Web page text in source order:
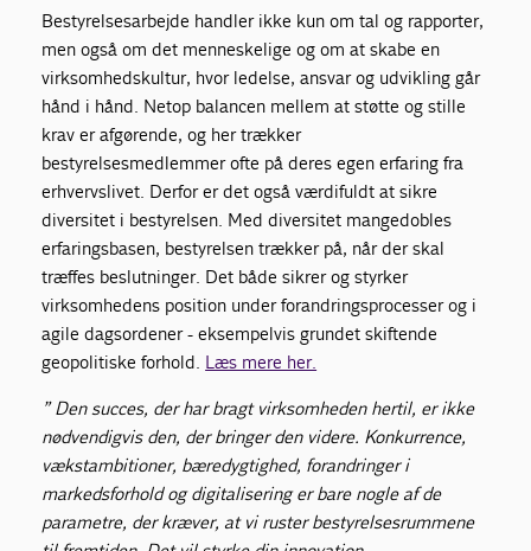
Bestyrelsesarbejde handler ikke kun om tal og rapporter,
men også om det menneskelige og om at skabe en
virksomhedskultur, hvor ledelse, ansvar og udvikling går
hånd i hånd. Netop balancen mellem at støtte og stille
krav er afgørende, og her trækker
bestyrelsesmedlemmer ofte på deres egen erfaring fra
erhvervslivet. Derfor er det også værdifuldt at sikre
diversitet i bestyrelsen. Med diversitet mangedobles
erfaringsbasen, bestyrelsen trækker på, når der skal
træffes beslutninger. Det både sikrer og styrker
virksomhedens position under forandringsprocesser og i
agile dagsordener - eksempelvis grundet skiftende
geopolitiske forhold. Læs mere her.
” Den succes, der har bragt virksomheden hertil, er ikke
nødvendigvis den, der bringer den videre. Konkurrence,
vækstambitioner, bæredygtighed, forandringer i
markedsforhold og digitalisering er bare nogle af de
parametre, der kræver, at vi ruster bestyrelsesrummene